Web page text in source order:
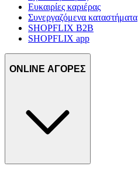
Ευκαιρίες καριέρας
Συνεργαζόμενα καταστήματα
SHOPFLIX B2B
SHOPFLIX app
ONLINE ΑΓΟΡΕΣ